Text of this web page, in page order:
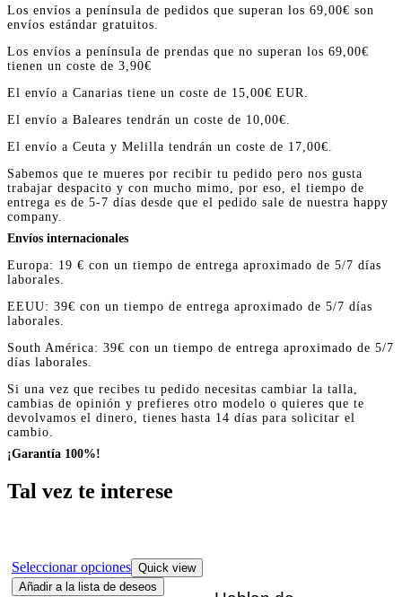
Los envíos a península de pedidos que superan los 69,00€ son
envíos estándar gratuitos.
Los envíos a península de prendas que no superan los 69,00€
tienen un coste de 3,90€
El envío a Canarias tiene un coste de 15,00€ EUR.
El envío a Baleares tendrán un coste de 10,00€.
El envío a Ceuta y Melilla tendrán un coste de 17,00€.
Sabemos que te mueres por recibir tu pedido pero nos gusta
trabajar despacito y con mucho mimo, por eso, el tiempo de
entrega es de 5-7 días desde que el pedido sale de nuestra happy
company.
Envíos internacionales
Europa: 19 € con un tiempo de entrega aproximado de 5/7 días
laborales.
EEUU: 39€ con un tiempo de entrega aproximado de 5/7 días
laborales.
South América: 39€ con un tiempo de entrega aproximado de 5/7
días laborales.
Si una vez que recibes tu pedido necesitas cambiar la talla,
cambias de opinión y prefieres otro modelo o quieres que te
devolvamos el dinero, tienes hasta 14 días para solicitar el
cambio.
¡Garantía 100%!
Tal vez te interese
Seleccionar opciones Quick view
Añadir a la lista de deseos